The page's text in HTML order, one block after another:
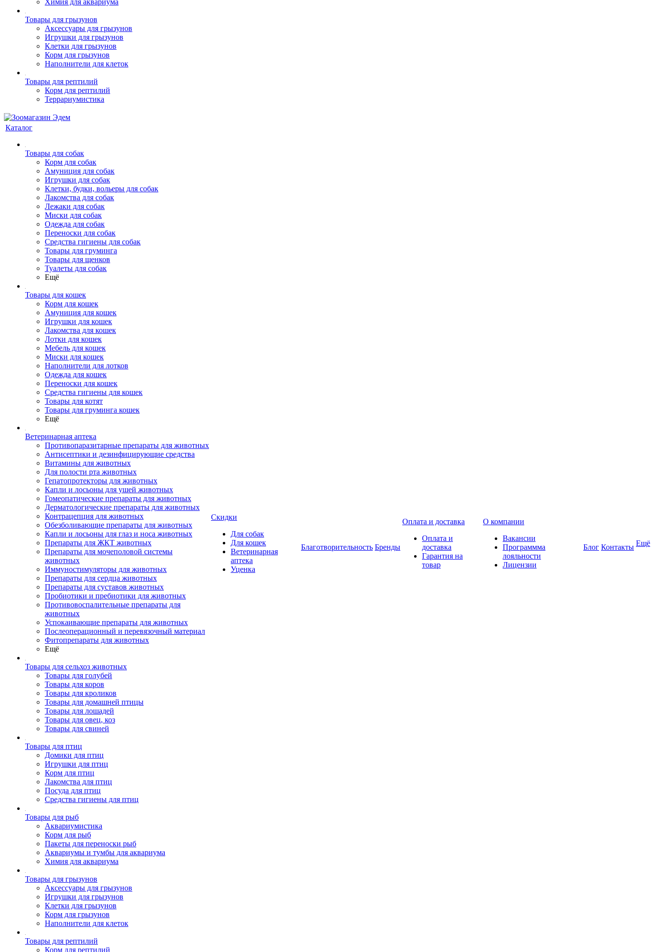
Химия для аквариума
Товары для грызунов
Аксессуары для грызунов
Игрушки для грызунов
Клетки для грызунов
Корм для грызунов
Наполнители для клеток
Товары для рептилий
Корм для рептилий
Террариумистика
Каталог
Товары для собак
Корм для собак
Амуниция для собак
Игрушки для собак
Клетки, будки, вольеры для собак
Лакомства для собак
Лежаки для собак
Миски для собак
Одежда для собак
Переноски для собак
Средства гигиены для собак
Товары для груминга
Товары для щенков
Туалеты для собак
Ещё
Товары для кошек
Корм для кошек
Амуниция для кошек
Игрушки для кошек
Лакомства для кошек
Лотки для кошек
Мебель для кошек
Миски для кошек
Наполнители для лотков
Одежда для кошек
Переноски для кошек
Средства гигиены для кошек
Товары для котят
Товары для груминга кошек
Ещё
Ветеринарная аптека
Противопаразитарные препараты для животных
Антисептики и дезинфицирующие средства
Витамины для животных
Для полости рта животных
Гепатопротекторы для животных
Капли и лосьоны для ушей животных
Гомеопатические препараты для животных
Дерматологические препараты для животных
Контрацепция для животных
Обезболивающие препараты для животных
Капли и лосьоны для глаз и носа животных
Препараты для ЖКТ животных
Препараты для мочеполовой системы
животных
Иммуностимуляторы для животных
Препараты для сердца животных
Препараты для суставов животных
Пробиотики и пребиотики для животных
Противовоспалительные препараты для
животных
Успокаивающие препараты для животных
Послеоперационный и перевязочный материал
Фитопрепараты для животных
Ещё
Товары для сельхоз животных
Товары для голубей
Товары для коров
Товары для кроликов
Товары для домашней птицы
Товары для лошадей
Товары для овец, коз
Товары для свиней
Товары для птиц
Домики для птиц
Игрушки для птиц
Корм для птиц
Лакомства для птиц
Посуда для птиц
Средства гигиены для птиц
Товары для рыб
Аквариумистика
Корм для рыб
Пакеты для переноски рыб
Аквариумы и тумбы для аквариума
Химия для аквариума
Товары для грызунов
Аксессуары для грызунов
Игрушки для грызунов
Клетки для грызунов
Корм для грызунов
Наполнители для клеток
Товары для рептилий
Корм для рептилий
Скидки
Для собак
Для кошек
Ветеринарная
аптека
Уценка
Благотворительность Бренды
Оплата и доставка
Оплата и
доставка
Гарантия на
товар
О компании
Вакансии
Программма
лояльности
Лицензии
Блог Контакты Ещё